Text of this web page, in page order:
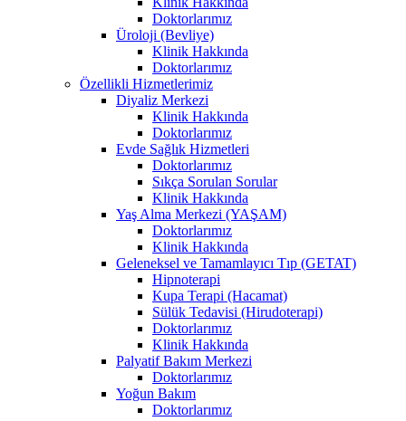
Doktorlarımız
Üroloji (Bevliye)
Klinik Hakkında
Doktorlarımız
Özellikli Hizmetlerimiz
Diyaliz Merkezi
Klinik Hakkında
Doktorlarımız
Evde Sağlık Hizmetleri
Doktorlarımız
Sıkça Sorulan Sorular
Klinik Hakkında
Yaş Alma Merkezi (YAŞAM)
Doktorlarımız
Klinik Hakkında
Geleneksel ve Tamamlayıcı Tıp (GETAT)
Hipnoterapi
Kupa Terapi (Hacamat)
Sülük Tedavisi (Hirudoterapi)
Doktorlarımız
Klinik Hakkında
Palyatif Bakım Merkezi
Doktorlarımız
Yoğun Bakım
Doktorlarımız